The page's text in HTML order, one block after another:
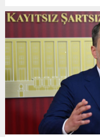
başvurular 31 Ağustos